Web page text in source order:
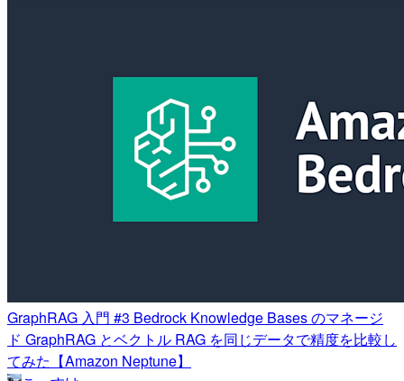
GraphRAG 入門 #3 Bedrock Knowledge Bases のマネージ
ド GraphRAG とベクトル RAG を同じデータで精度を比較し
てみた【Amazon Neptune】